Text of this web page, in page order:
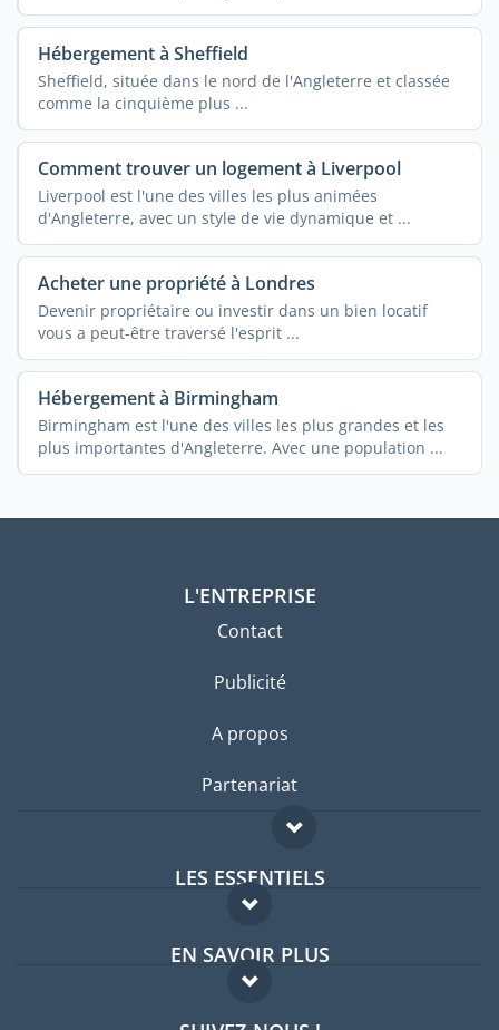
Hébergement à Sheffield
Sheffield, située dans le nord de l'Angleterre et classée
comme la cinquième plus ...
Comment trouver un logement à Liverpool
Liverpool est l'une des villes les plus animées
d'Angleterre, avec un style de vie dynamique et ...
Acheter une propriété à Londres
Devenir propriétaire ou investir dans un bien locatif
vous a peut-être traversé l'esprit ...
Hébergement à Birmingham
Birmingham est l'une des villes les plus grandes et les
plus importantes d'Angleterre. Avec une population ...
L'ENTREPRISE
Contact
Publicité
A propos
Partenariat
LES ESSENTIELS
Forum expatriés
Guides pays
EN SAVOIR PLUS
FAQ